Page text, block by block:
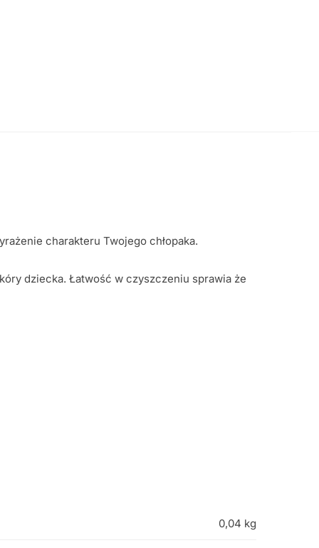
charakteru Twojego chłopaka.
dziecka. Łatwość w czyszczeniu sprawia że
0,04 kg